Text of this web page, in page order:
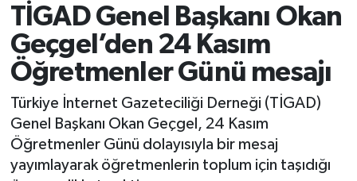
TİGAD Genel Başkanı Okan
Geçgel’den 24 Kasım
Öğretmenler Günü mesajı
Türkiye İnternet Gazeteciliği Derneği (TİGAD)
Genel Başkanı Okan Geçgel, 24 Kasım
Öğretmenler Günü dolayısıyla bir mesaj
yayımlayarak öğretmenlerin toplum için taşıdığı